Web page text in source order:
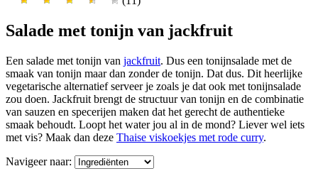
Salade met tonijn van jackfruit
Een salade met tonijn van jackfruit. Dus een tonijnsalade met de
smaak van tonijn maar dan zonder de tonijn. Dat dus. Dit heerlijke
vegetarische alternatief serveer je zoals je dat ook met tonijnsalade
zou doen. Jackfruit brengt de structuur van tonijn en de combinatie
van sauzen en specerijen maken dat het gerecht de authentieke
smaak behoudt. Loopt het water jou al in de mond? Liever wel iets
met vis? Maak dan deze Thaise viskoekjes met rode curry.
Navigeer naar: